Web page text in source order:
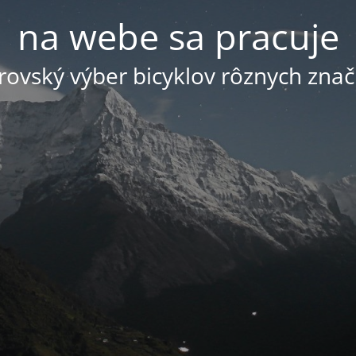
na webe sa pracuje
výber bicyklov rôznych